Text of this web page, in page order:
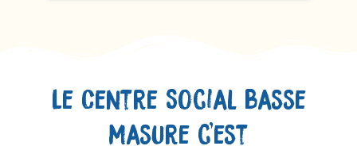
Le Centre Social Basse
Masure c'est